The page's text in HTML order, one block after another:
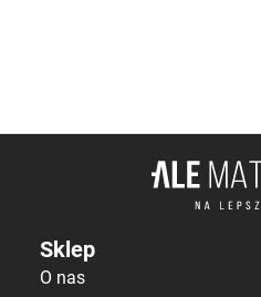
Sklep
O nas